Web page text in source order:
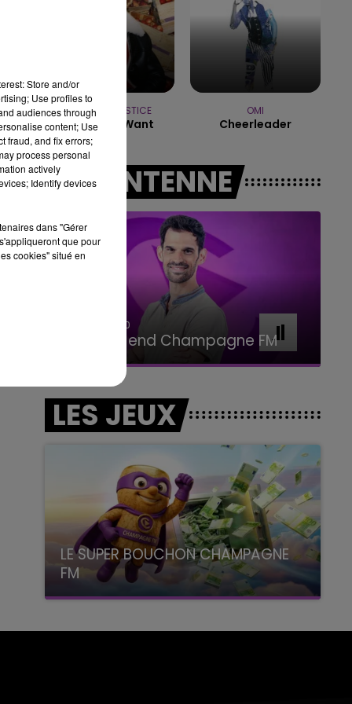
11h00 - 16h00
LE WEEK-END CHAMPAGNE FM
ANGELE & JUSTICE
What You Want
OMI
Cheerleader
A L'ANTENNE
16h00 - 20h00
Le Week-end Champagne FM
LES JEUX
LE SUPER BOUCHON CHAMPAGNE
FM
avec La Famille Champagne FM, à 8H10
Store and/or
Use profiles to
audiences through
content; Use
fraud, and fix errors;
process personal
actively
Identify devices
dans "Gérer
que pour
cookies" situé en